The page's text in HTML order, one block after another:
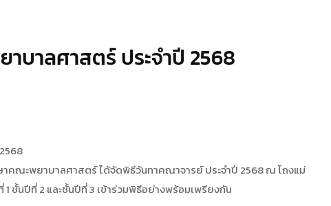
บาลศาสตร์ ประจำปี 2568
าคณะพยาบาลศาสตร์ ได้จัดพิธีวันทาคณาจารย์ ประจำปี 2568 ณ โถงแม่
นปีที่ 2 และชั้นปีที่ 3 เข้าร่วมพิธีอย่างพร้อมเพรียงกัน